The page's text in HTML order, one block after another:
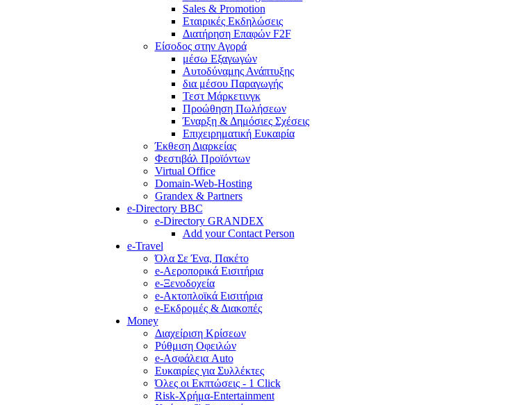
Sales & Promotion
Εταιρικές Εκδηλώσεις
Διατήρηση Επαφών F2F
Είσοδος στην Αγορά
μέσω Εξαγωγών
Αυτοδύναμης Ανάπτυξης
δια μέσου Παραγωγής
Τεστ Μάρκετινγκ
Προώθηση Πωλήσεων
Έναρξη & Δημόσιες Σχέσεις
Επιχειρηματική Ευκαιρία
Έκθεση Διαρκείας
Φεστιβάλ Προϊόντων
Virtual Office
Domain-Web-Hosting
Grandex & Partners
e-Directory BBC
e-Directory GRANDEX
Add your Contact Person
e-Travel
Όλα Σε Ένα, Πακέτο
e-Αεροπορικά Eισιτήρια
e-Ξενοδοχεία
e-Ακτοπλοϊκά Eισιτήρια
e-Εκδρομές & Διακοπές
Money
Διαχείριση Κρίσεων
Ρύθμιση Οφειλών
e-Ασφάλεια Auto
Ευκαιρίες για Συλλέκτες
Όλες οι Εκπτώσεις - 1 Click
Risk-Χρήμα-Entertainment